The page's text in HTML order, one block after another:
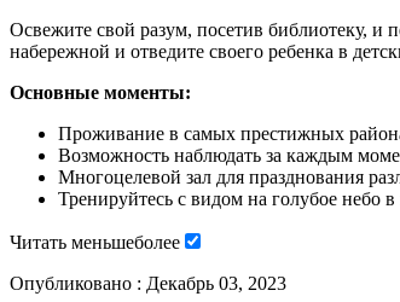
Освежите свой разум, посетив библиотеку, и
набережной и отведите своего ребенка в
Основные моменты:
Проживание в самых престижных
Возможность наблюдать за каждым
Многоцелевой зал для празднования
Тренируйтесь с видом на голубое небо
Читать меньшеболее
Опубликовано : Декабрь 03, 2023